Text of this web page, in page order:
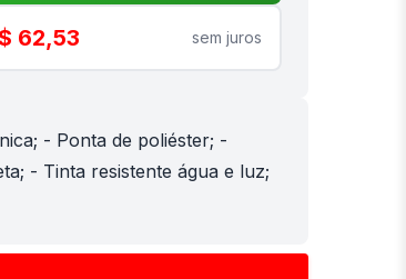
62,53 sem juros
- Ponta de poliéster; -
- Tinta resistente água e luz;